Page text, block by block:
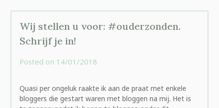
Wij stellen u voor: #ouderzonden.
Schrijf je in!
Posted on 14/01/2018
Quasi per ongeluk raakte ik aan de praat met enkele
bloggers die gestart waren met bloggen na mij. Het is